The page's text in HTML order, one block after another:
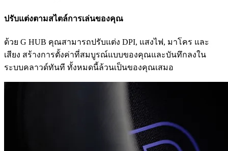
ปรับแต่งตามสไตล์การเล่นของคุณ
ด้วย G HUB คุณสามารถปรับแต่ง DPI, แสงไฟ, มาโคร และ
เสียง สร้างการตั้งค่าที่สมบูรณ์แบบของคุณและบันทึกลงใน
ระบบคลาวด์ทันที ทั้งหมดนี้ล้วนเป็นของคุณเสมอ